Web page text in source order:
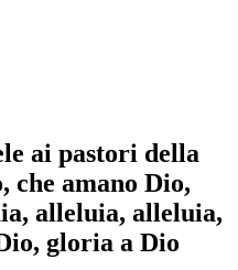
ai pastori della
che amano Dio,
alleluia, alleluia,
gloria a Dio